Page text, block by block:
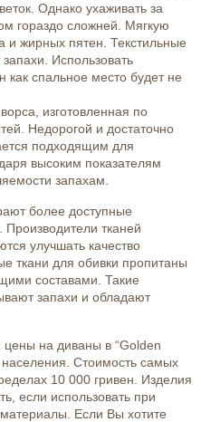
Однако ухаживать за
гораздо сложней. Мягкую
и жирных пятен. Текстильные
Использовать
спальное место будет не
изготовленная по
Недорогой и достаточно
подходящим для
высоким показателям
запахам.
более доступные
Производители тканей
улучшать качество
ткани для обивки пропитаны
составами. Такие
запахи и обладают
цены на диваны в “Golden
Стоимость самых
10 000 гривен. Изделия
если использовать при
Если Вы хотите